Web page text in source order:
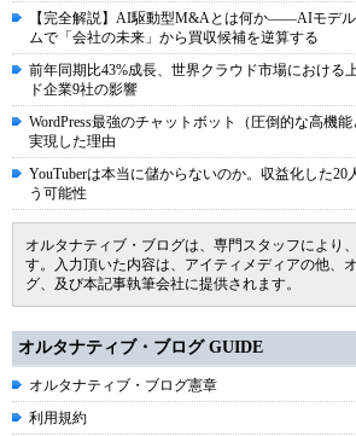
【完全解説】AI駆動型M&Aとは何か――AIモデル
ムで「会社の未来」から買収候補を逆算する
前年同期比43%成長、世界クラウド市場における
ド企業9社の影響
WordPress最強のチャットボット（圧倒的な高機
実現した理由
YouTuberは本当に儲からないのか。収益化した20
う可能性
オルタナティブ・ブログは、専門スタッフにより
す。入力頂いた内容は、アイティメディアの他、
グ、及び本記事執筆会社に提供されます。
オルタナティブ・ブログ GUIDE
オルタナティブ・ブログ憲章
利用規約